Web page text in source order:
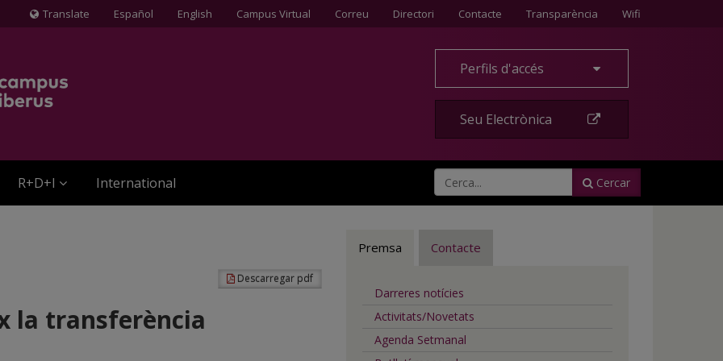
Icona
Translate Español English Campus Virtual Correu Directori Contacte
Contacte Transparència Wifi
Perfils d'accés
Seu Electrònica
R+D+I International Cercar
Descarregar pdf
la transferència
Premsa Contacte
Darreres notícies
Activitats/Novetats
Agenda Setmanal